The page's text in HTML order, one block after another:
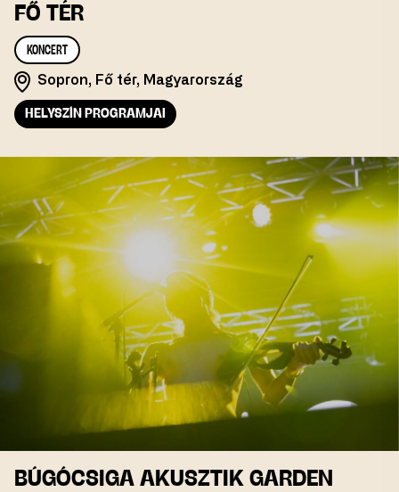
FŐ TÉR
KONCERT
Sopron, Fő tér, Magyarország
HELYSZÍN PROGRAMJAI
BÚGÓCSIGA AKUSZTIK GARDEN